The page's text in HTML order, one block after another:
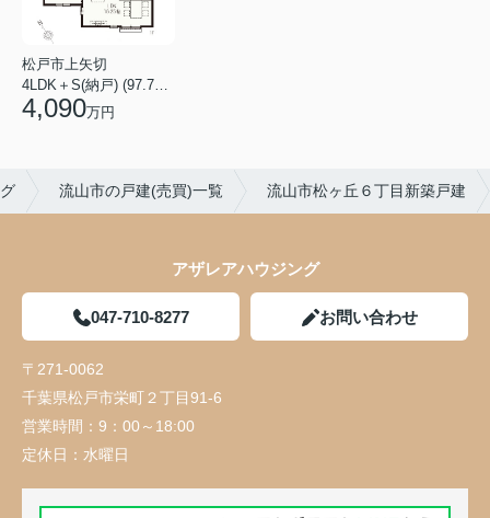
松戸市上矢切
4LDK＋S(納戸) (97.71㎡)
4,090万円
流山市の戸建(売買)一覧 流山市松ヶ丘６丁目新築戸建
アザレアハウジング
047-710-8277 お問い合わせ
〒271-0062
千葉県松戸市栄町２丁目91-6
営業時間： 9：00～18:00
定休日： 水曜日